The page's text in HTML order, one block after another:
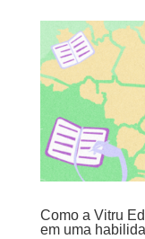
Como a Vitru
em uma